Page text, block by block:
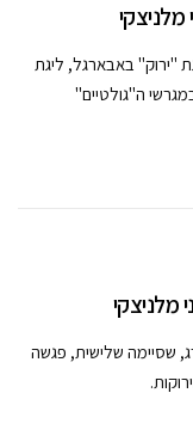
"ירוק" באבארגל, ליגת
ה"גולטיים"
מלניצקי
שסיימה שלישית, פגשה